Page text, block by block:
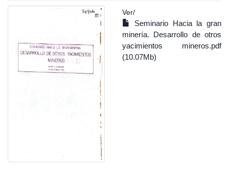
Ver/
Seminario Hacia la gran
minería. Desarrollo de otros
yacimientos mineros.pdf
(10.07Mb)